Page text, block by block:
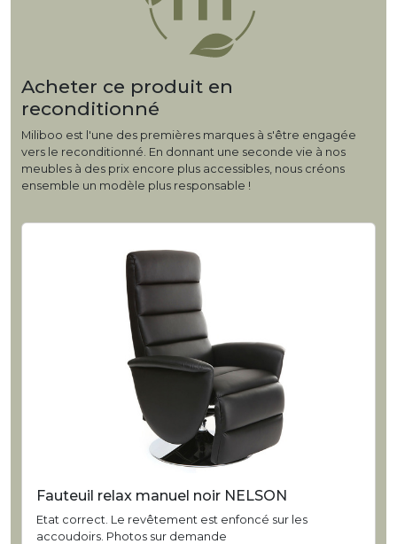
Acheter ce produit en
reconditionné
Miliboo est l'une des premières marques à s'être engagée
vers le reconditionné. En donnant une seconde vie à nos
meubles à des prix encore plus accessibles, nous créons
ensemble un modèle plus responsable !
Fauteuil relax manuel noir NELSON
Etat correct. Le revêtement est enfoncé sur les
accoudoirs. Photos sur demande